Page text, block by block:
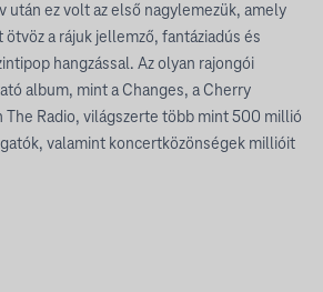
után ez volt az első nagylemezük, amely
a rájuk jellemző, fantáziadús és
hangzással. Az olyan rajongói
album, mint a Changes, a Cherry
The Radio, világszerte több mint 500 millió
valamint koncertközönségek millióit